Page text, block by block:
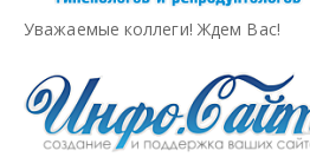
Уважаемые коллеги! Ждем Вас!